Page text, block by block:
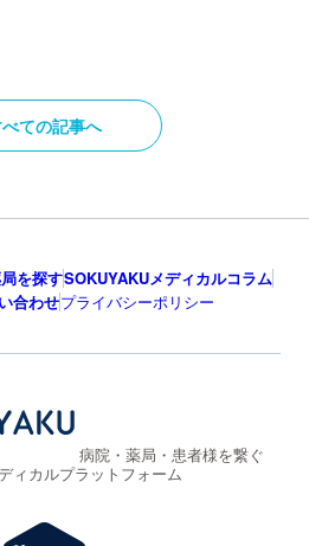
ての記事へ
を探すSOKUYAKUメディカルコラム
合わせプライバシーポリシー
病院・薬局・患者様を繋ぐ
ィカルプラットフォーム